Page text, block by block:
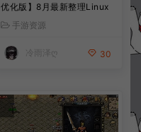
优化版】8月最新整理Linux
手工服务端+CDK授权后台
+全资源安卓+详细搭建教程
+视频教程
手游资源
冷雨泽ღ 30